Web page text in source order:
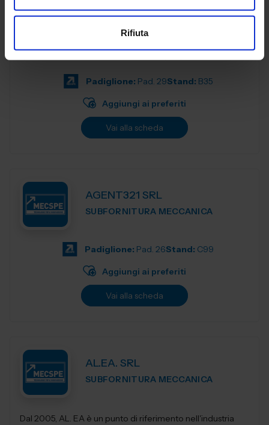
Rifiuta
AFFRI TESTING INSTRUMENTS Srl è leader globale nella
Padiglione: Pad. 29Stand: B35
Aggiungi ai preferiti
Vai alla scheda
AGENT321 SRL
SUBFORNITURA MECCANICA
Padiglione: Pad. 26Stand: C99
Aggiungi ai preferiti
Vai alla scheda
AL.EA. SRL
SUBFORNITURA MECCANICA
Dal 2005, AL. EA è un punto di riferimento nell'industria